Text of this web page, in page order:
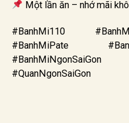
Một lần ăn – nhớ mãi
#BanhMi110
#BanhMiPate
#QuanNgonSaiGon